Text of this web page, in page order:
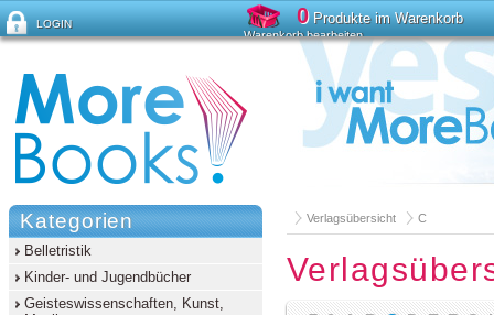
Verlagsübersicht C
Kategorien
Belletristik
Kinder- und Jugendbücher
Geisteswissenschaften, Kunst,
LOGIN
Passwort vergessen?
0Produkte im Warenkorb
Warenkorb bearbeiten